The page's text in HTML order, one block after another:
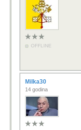
OFFLINE
Milka30
14 godina